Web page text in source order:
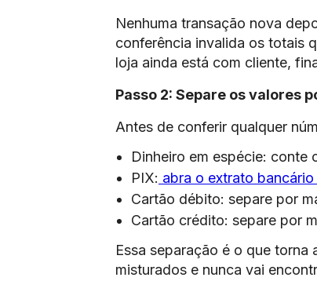
Nenhuma transação nova
conferência invalida os totais
loja ainda está com cliente,
Passo 2: Separe os valores
Antes de conferir qualquer
Dinheiro em espécie:
PIX: abra o extrato
Cartão débito: separe por
Cartão crédito: separe por
Essa separação é o que
misturados e nunca vai